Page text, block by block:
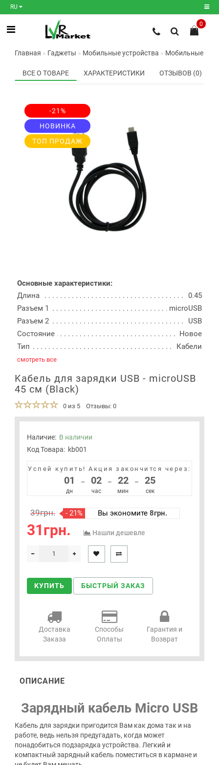
RU
Регистрация
Авторизация
Мои
закладки0
0
Главная Гаджеты Мобильные устройства Мобильные
ВСЕ О ТОВАРЕ ХАРАКТЕРИСТИКИ ОТЗЫВОВ (0)
-21%
НОВИНКА
ТОП ПРОДАЖ
Основные характеристики:
Длина
0.45
Разъем 1
microUSB
Разъем 2
USB
Состояние
Новое
Тип
Кабели
смотреть все
Kабель для зарядки USB - microUSB
45 см (Black)
0 из 5 Отзывы: 0
Наличие: В наличии
Код Товара: kb001
Успей купить!Акция закончится через:
01
дн
– 02
час
– 22
мин
– 24
сек
39грн. - 21% Вы экономите 8грн.
31грн. Нашли дешевле
КУПИТЬ БЫСТРЫЙ ЗАКАЗ
Доставка
Заказа
Способы
Оплаты
Гарантия и
Возврат
ОПИСАНИЕ
Зарядный кабель Micro USB
Кабель для зарядки пригодится Вам как дома так и на
работе, ведь нельзя предугадать, когда может
понадобиться подзарядка устройства. Легкий и
компактный зарядный кабель поместиться в кармане и